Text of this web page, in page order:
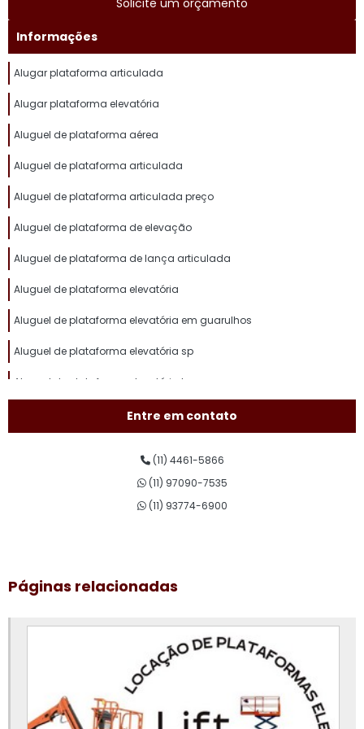
Informações
Alugar plataforma articulada
Alugar plataforma elevatória
Aluguel de plataforma aérea
Aluguel de plataforma articulada
Aluguel de plataforma articulada preço
Aluguel de plataforma de elevação
Aluguel de plataforma de lança articulada
Aluguel de plataforma elevatória
Aluguel de plataforma elevatória em guarulhos
Aluguel de plataforma elevatória sp
Aluguel de plataforma elevatória tesoura
Aluguel de plataforma pantográfica
Aluguel plataforma tesoura
Assistência técnica de plataforma elevatória
Curso de plataforma elevatória valor
Empresa de aluguel de plataforma elevatória
Empresa de plataforma elevatória
Locação de plataforma aérea
Locação de plataforma de elevação
Entre em contato
(11) 4461-5866
(11) 97090-7535
(11) 93774-6900
Páginas relacionadas